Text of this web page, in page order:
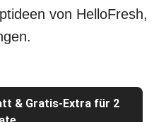
von HelloFresh,
& Gratis-Extra für 2